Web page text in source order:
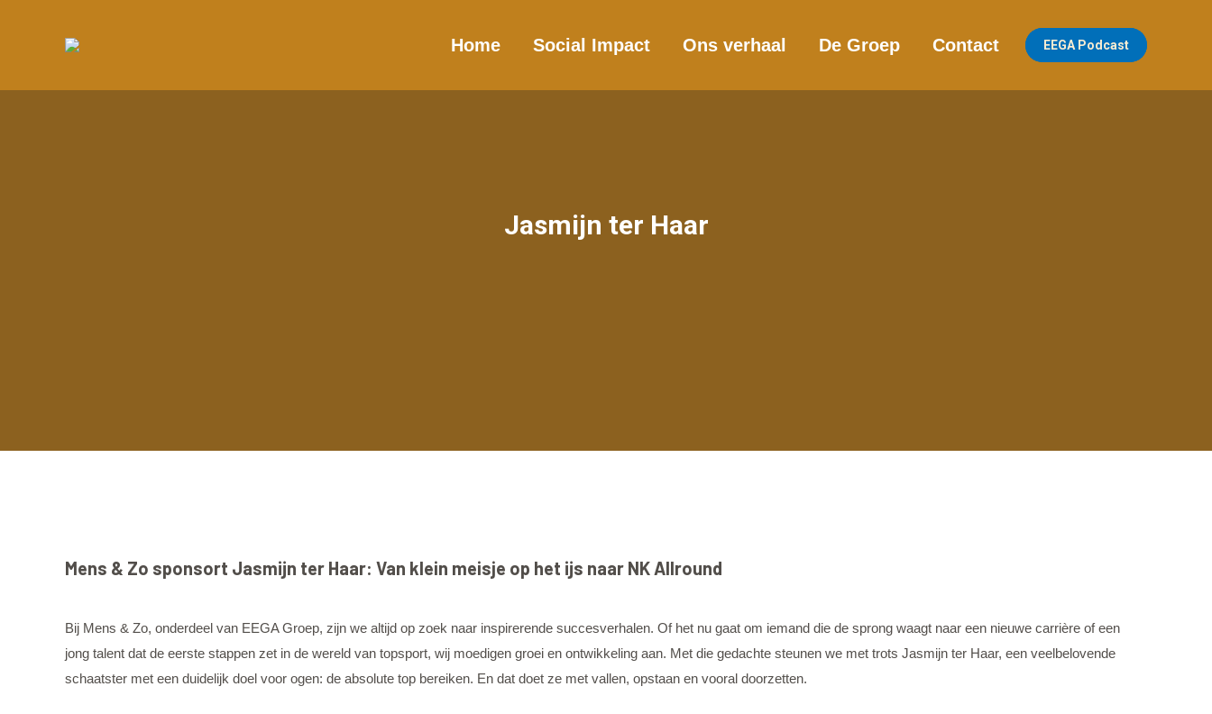
Home Social Impact Ons verhaal De Groep Contact EEGA Podcast
Jasmijn ter Haar
Mens & Zo sponsort Jasmijn ter Haar: Van klein meisje op het ijs naar NK Allround
Bij Mens & Zo, onderdeel van EEGA Groep, zijn we altijd op zoek naar inspirerende succesverhalen. Of het nu gaat om iemand die de sprong waagt naar een nieuwe carrière of een
jong talent dat de eerste stappen zet in de wereld van topsport, wij moedigen groei en ontwikkeling aan. Met die gedachte steunen we met trots Jasmijn ter Haar, een veelbelovende
schaatster met een duidelijk doel voor ogen: de absolute top bereiken. En dat doet ze met vallen, opstaan en vooral doorzetten.